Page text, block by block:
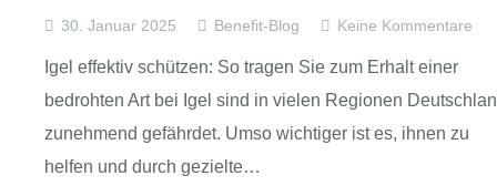
30. Januar 2025 Benefit-Blog Keine Kommentare
Igel effektiv schützen: So tragen Sie zum Erhalt einer
bedrohten Art bei Igel sind in vielen Regionen
zunehmend gefährdet. Umso wichtiger ist es, ihnen zu
helfen und durch gezielte…